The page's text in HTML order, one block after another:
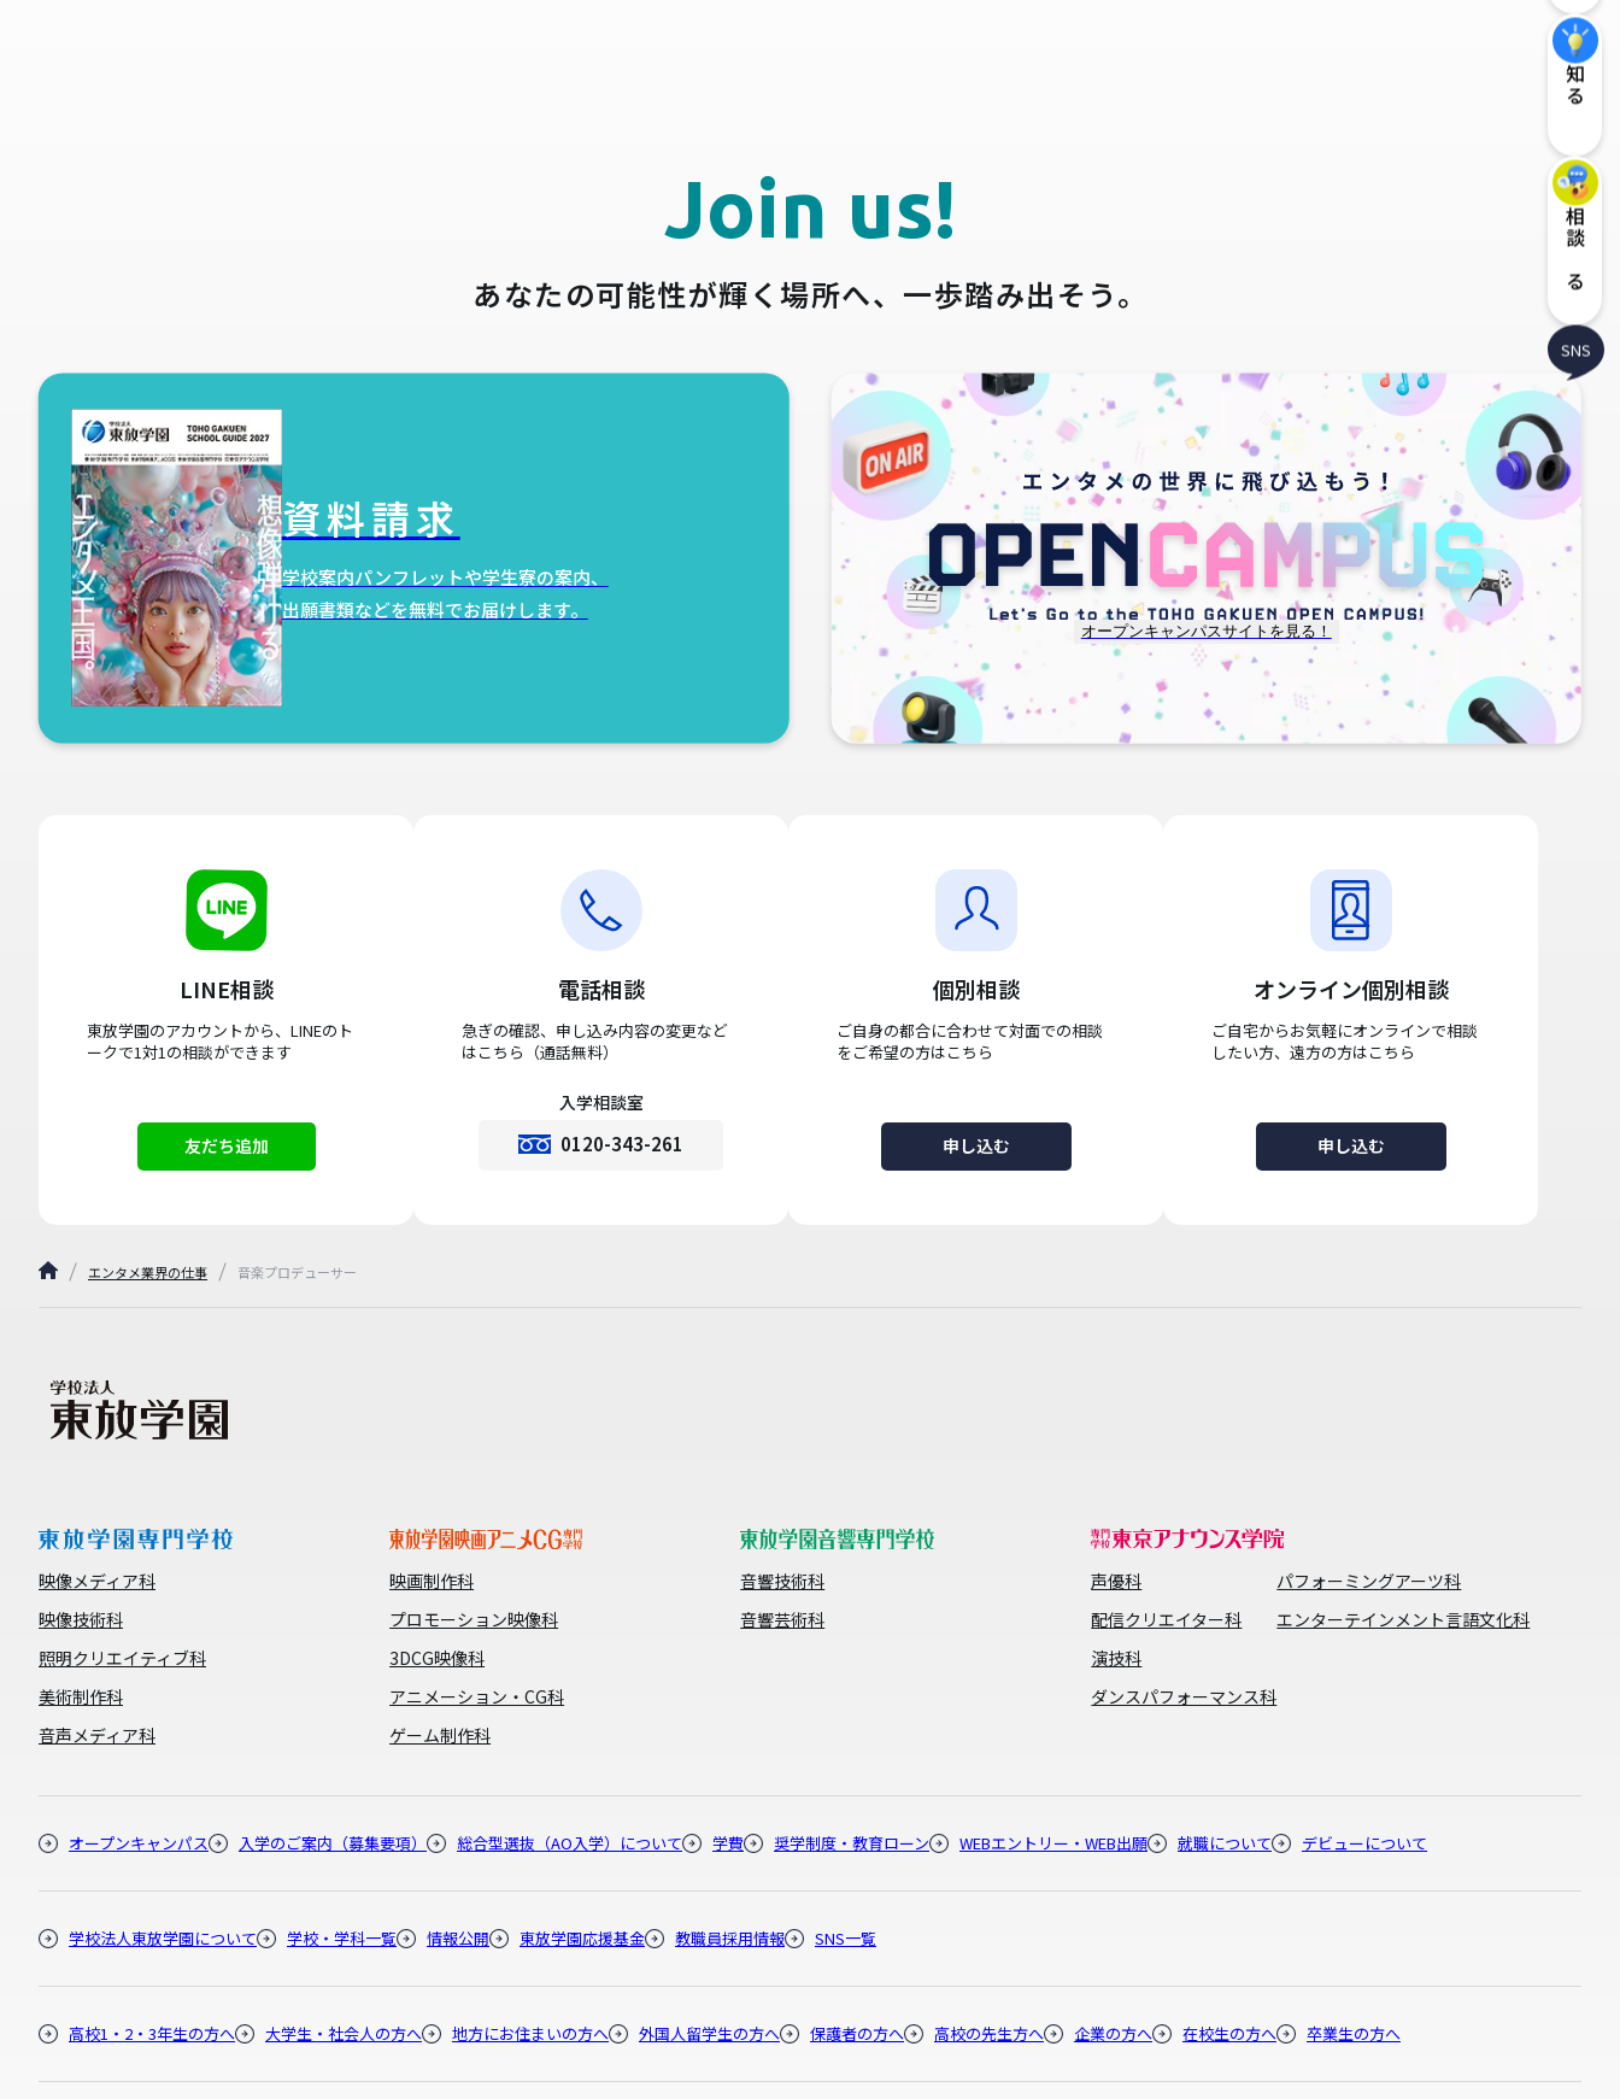
知る
相談する
SNS
Join us!
あなたの可能性が輝く場所へ、 一歩踏み出そう。
資料請求
学校案内パンフレットや学生寮の案内、
出願書類などを無料でお届けします。
オープンキャンパスサイトを見る！
LINE相談
東放学園のアカウントから、LINEのト
ークで1対1の相談ができます
友だち追加
電話相談
急ぎの確認、申し込み内容の変更など
はこちら（通話無料）
入学相談室
0120-343-261
個別相談
ご自身の都合に合わせて対面での相談
をご希望の方はこちら
申し込む
オンライン個別相談
ご自宅からお気軽にオンラインで相談
したい方、遠方の方はこちら
申し込む
エンタメ業界の仕事 音楽プロデューサー
映像メディア科
映像技術科
照明クリエイティブ科
美術制作科
音声メディア科
映画制作科
プロモーション映像科
3DCG映像科
アニメーション・CG科
ゲーム制作科
音響技術科
音響芸術科
声優科
配信クリエイター科
演技科
ダンスパフォーマンス科
パフォーミングアーツ科
エンターテインメント言語文化科
オープンキャンパス 入学のご案内（募集要項） 総合型選抜（AO入学）について 学費 奨学制度・教育ローン WEBエントリー・WEB出願 就職について デビューについて
学校法人東放学園について 学校・学科一覧 情報公開 東放学園応援基金 教職員採用情報 SNS一覧
高校1・2・3年生の方へ 大学生・社会人の方へ 地方にお住まいの方へ 外国人留学生の方へ 保護者の方へ 高校の先生方へ 企業の方へ 在校生の方へ 卒業生の方へ